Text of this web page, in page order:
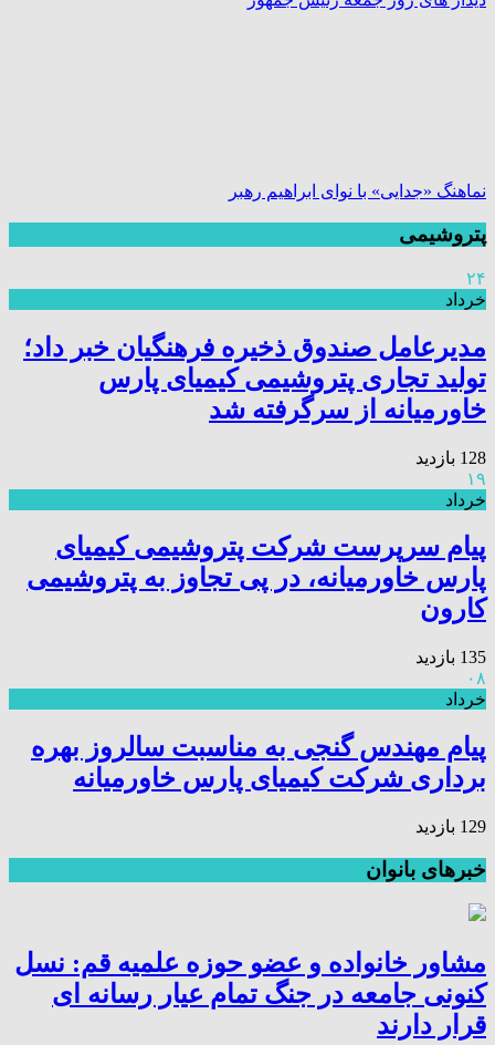
نماهنگ «جدایی» با نوای ابراهیم رهبر
پتروشیمی
۲۴
خرداد
مدیرعامل صندوق ذخیره فرهنگیان خبر داد؛
تولید تجاری پتروشیمی کیمیای پارس
خاورمیانه از سرگرفته شد
128 بازدید
۱۹
خرداد
پیام سرپرست شرکت پتروشیمی کیمیای
پارس خاورمیانه، در پی تجاوز به پتروشیمی
کارون
135 بازدید
۰۸
خرداد
پیام مهندس گنجی به مناسبت سالروز بهره
برداری شرکت کیمیای پارس خاورمیانه
129 بازدید
خبرهای بانوان
مشاور خانواده و عضو حوزه علمیه قم: نسل
کنونی جامعه در جنگ تمام عیار رسانه ای
قرار دارند